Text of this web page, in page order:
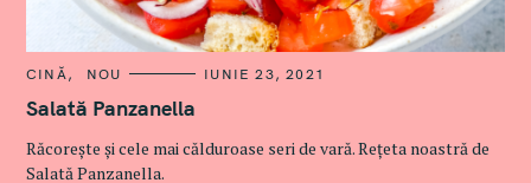
C
T
E
O
R
CINĂ NOU IUNIE 23, 2021
Salată Panzanella
Răcorește și cele mai călduroase seri de vară. Rețeta noastră de
Salată Panzanella.